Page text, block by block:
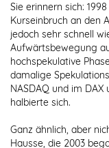
Sie erinnern sich:
Kurseinbruch an den
jedoch sehr schnell
Aufwärtsbewegung
hochspekulative
damalige
NASDAQ und im
halbierte sich.
Ganz ähnlich, aber
Hausse, die 2003